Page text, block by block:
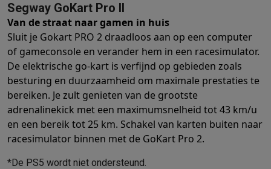
Segway GoKart Pro II
Van de straat naar gamen in huis
Sluit je Gokart PRO 2 draadloos aan op een computer
of gameconsole en verander hem in een racesimulator.
De elektrische go-kart is verfijnd op gebieden zoals
besturing en duurzaamheid om maximale prestaties te
bereiken. Je zult genieten van de grootste
adrenalinekick met een maximumsnelheid tot 43 km/u
en een bereik tot 25 km. Schakel van karten buiten naar
racesimulator binnen met de GoKart Pro 2.
*De PS5 wordt niet ondersteund.